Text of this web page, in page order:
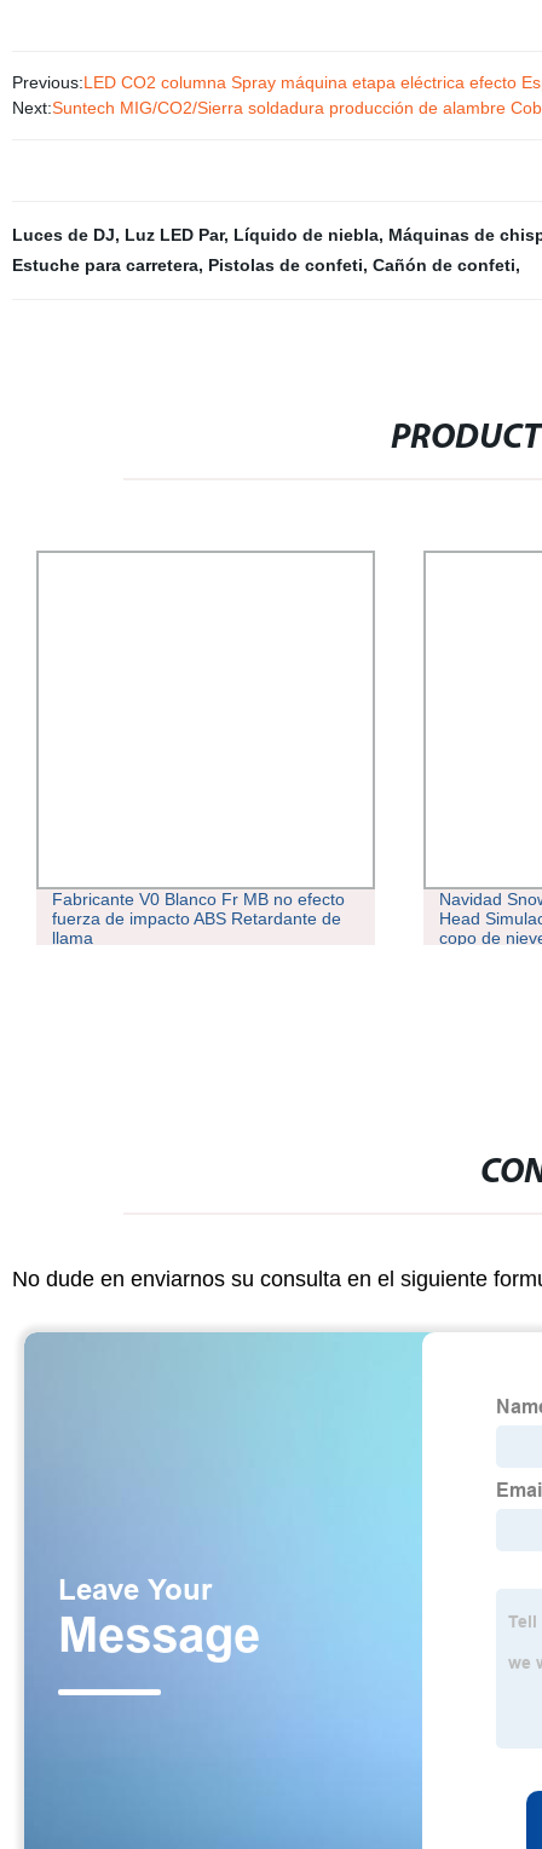
Previous:LED CO2 columna Spray máquina etapa eléctrica efecto
Next:Suntech MIG/CO2/Sierra soldadura producción de alambre
Luces de DJ, Luz LED Par, Líquido de niebla, Máquinas de
Estuche para carretera, Pistolas de confeti, Cañón de confeti,
Fabricante V0 Blanco Fr MB no efecto
fuerza de impacto ABS Retardante de
llama
Navidad
Head
copo de
No dude en enviarnos su consulta en el siguiente